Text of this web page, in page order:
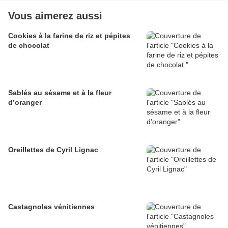
Vous aimerez aussi
Cookies à la farine de riz et pépites
de chocolat
Sablés au sésame et à la fleur
d’oranger
Oreillettes de Cyril Lignac
Castagnoles vénitiennes